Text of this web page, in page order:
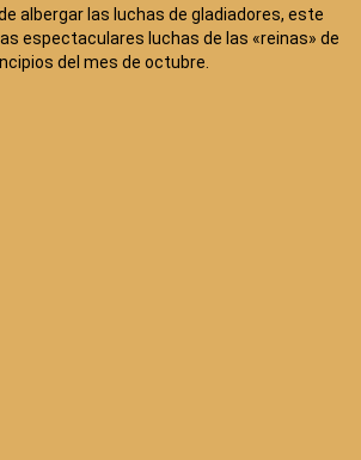
albergar las luchas de gladiadores, este
espectaculares luchas de las «reinas» de
del mes de octubre.